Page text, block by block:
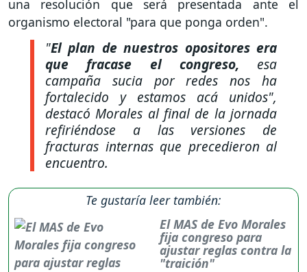
una resolución que será presentada ante el
organismo electoral "para que ponga orden".
"El plan de nuestros opositores era
que fracase el congreso, esa
campaña sucia por redes nos ha
fortalecido y estamos acá unidos",
destacó Morales al final de la jornada
refiriéndose a las versiones de
fracturas internas que precedieron al
encuentro.
Te gustaría leer también:
El MAS de Evo Morales
fija congreso para
ajustar reglas contra la
"traición"